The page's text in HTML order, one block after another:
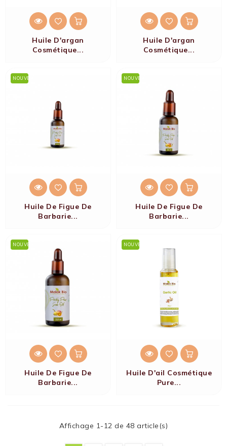
Huile D'argan
Cosmétique...
Huile D'argan
Cosmétique...
NOUVEAU
Huile De Figue De
Barbarie...
NOUVEAU
Huile De Figue De
Barbarie...
NOUVEAU
Huile De Figue De
Barbarie...
NOUVEAU
Huile D'ail Cosmétique
Pure...
Affichage 1-12 de 48 article(s)